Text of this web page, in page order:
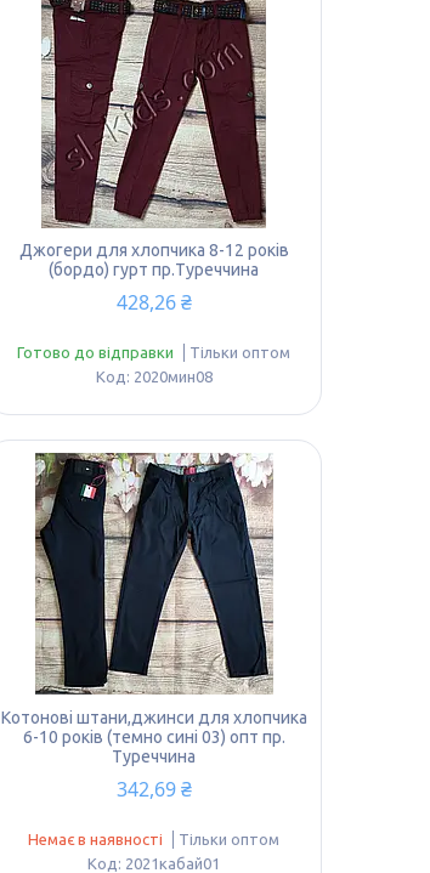
Джогери для хлопчика 8-12 років
(бордо) гурт пр.Туреччина
428,26 ₴
Готово до відправки
Тільки оптом
2020мин08
Котонові штани,джинси для хлопчика
6-10 років (темно сині 03) опт пр.
Туреччина
342,69 ₴
Немає в наявності
Тільки оптом
2021кабай01